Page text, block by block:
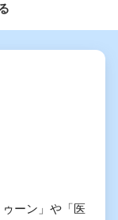
ーン」や「医